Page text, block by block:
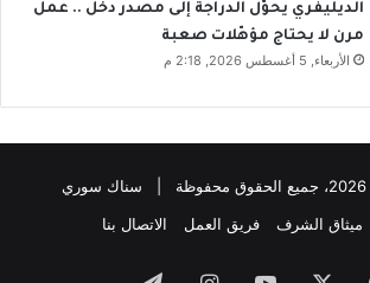
الديليفري يحوّل الدراجة إلى مصدر دخل .. عمل
مرن لا يحتاج مؤهّلات صعبة
الأربعاء, 5 أغسطس 2026, 2:18 م
ميثاق الشرف فريق العمل الاتصال بنا